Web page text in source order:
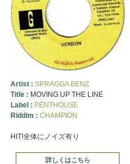
Artist : SPRAGGA BENZ
Title : MOVING UP THE LINE
Label : PENTHOUSE
Riddim : CHAMPION
HIT!全体にノイズ有り
詳しくはこちら